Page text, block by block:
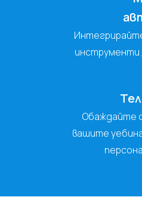
инструменти
Обаждайте
вашите